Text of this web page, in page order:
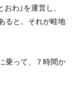
わ」を運営し、
ると。それが畦地
乗って、７時間か